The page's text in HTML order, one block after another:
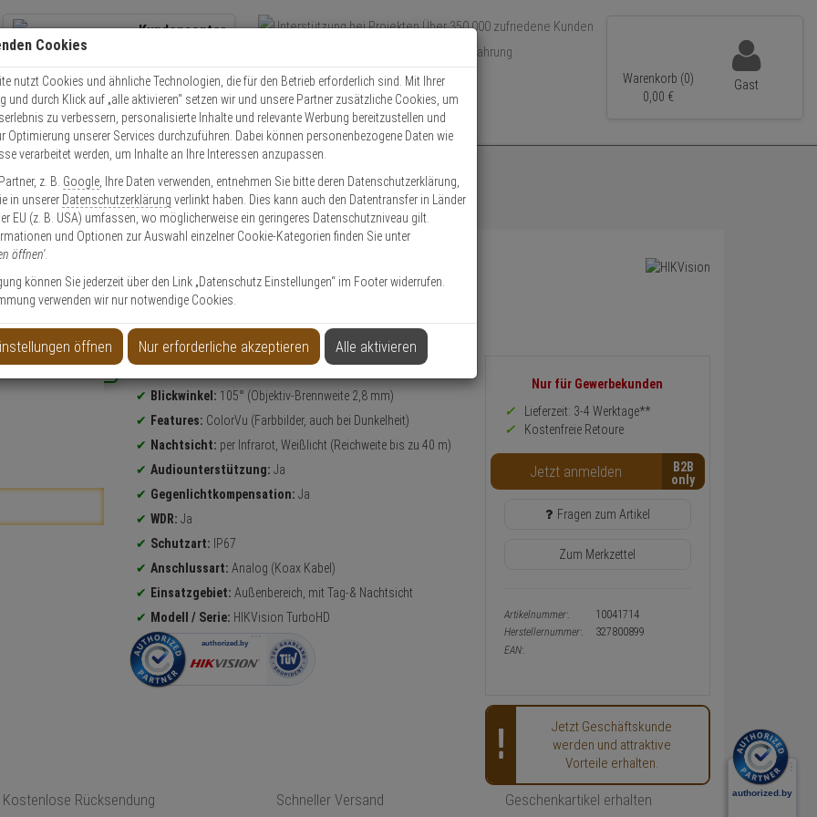
Kundencenter
Kontaktservice nutzen
Mo. - Do.: 8:00 - 16:30 Fr. 8:00 - 14:00 Uhr
Über 350.000 zufriedene Kunden
Über 15 Jahre Erfahrung
Schneller Versand
Warenkorb (0)
0, 00 €
Gast
DS-2CE12KF0T-LFS(2.8mm HD-TVI Kamera 5MP
HD-TVI Kamera 5MP
NEU Produktinformationen
Blickwinkel: 105° (Objektiv-Brennweite 2,8 mm)
Features: ColorVu (Farbbilder, auch bei Dunkelheit)
Nachtsicht: per Infrarot, Weißlicht (Reichweite bis zu 40 m)
Audiounterstützung: Ja
Gegenlichtkompensation: Ja
WDR: Ja
Schutzart: IP67
Anschlussart: Analog (Koax Kabel)
Einsatzgebiet: Außenbereich, mit Tag-& Nachtsicht
Modell / Serie: HIKVision TurboHD
Informationen
Preis,
Verfügbakeit
Warenkorb-
oder
Konfigurieren-
Nur für Gewerbekunden
Lieferzeit: 3-4 Werktage**
Kostenfreie Retoure
Jetzt anmelden B2B
Fragen zum Artikel
Zum Merkzettel
Artikelnummer:
10041714
Herstellernummer:
327800899
EAN:
Jetzt Geschäftskunde
werden und attraktive
Vorteile erhalten.
Kostenlose Rücksendung Schneller Versand Geschenkartikel erhalten
Cookies
nutzt Cookies und ähnliche Technologien, die für den Betrieb erforderlich sind. Mit Ihrer
und durch Klick auf „alle aktivieren“ setzen wir und unsere Partner zusätzliche Cookies, um
zu verbessern, personalisierte Inhalte und relevante Werbung bereitzustellen und
Optimierung unserer Services durchzuführen. Dabei können personenbezogene Daten wie
verarbeitet werden, um Inhalte an Ihre Interessen anzupassen.
z. B. Google , Ihre Daten verwenden, entnehmen Sie bitte deren Datenschutzerklärung,
in unserer Datenschutzerklärung verlinkt haben. Dies kann auch den Datentransfer in Länder
EU (z. B. USA) umfassen, wo möglicherweise ein geringeres Datenschutzniveau gilt.
und Optionen zur Auswahl einzelner Cookie-Kategorien finden Sie unter
öffnen'.
können Sie jederzeit über den Link „Datenschutz Einstellungen“ im Footer widerrufen.
verwenden wir nur notwendige Cookies.
öffnen Nur erforderliche akzeptieren Alle aktivieren